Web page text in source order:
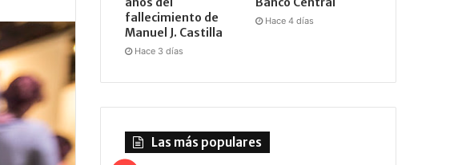
fallecimiento de
Manuel J. Castilla
Hace 3 días
Hace 4 días
Las más populares